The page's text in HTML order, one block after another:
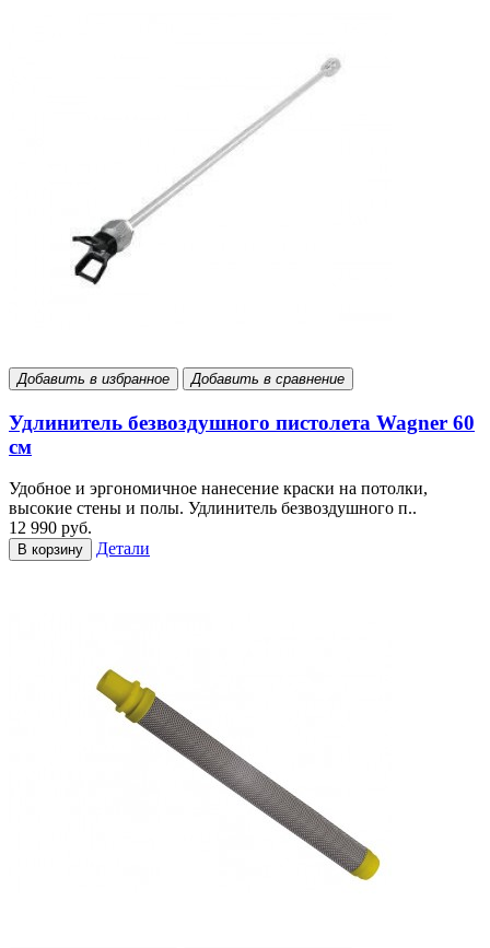
Добавить в избранное Добавить в сравнение
Удлинитель безвоздушного пистолета Wagner 60
см
Удобное и эргономичное нанесение краски на потолки,
высокие стены и полы. Удлинитель безвоздушного п..
12 990 руб.
В корзину Детали